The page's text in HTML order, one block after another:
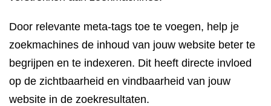
Door relevante meta-tags toe te voegen, help je
zoekmachines de inhoud van jouw website beter te
begrijpen en te indexeren. Dit heeft directe invloed
op de zichtbaarheid en vindbaarheid van jouw
website in de zoekresultaten.